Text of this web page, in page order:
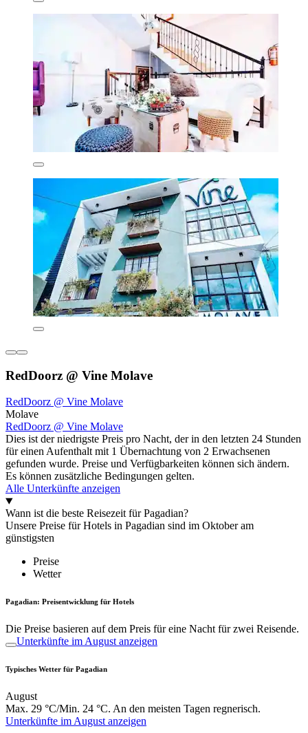
RedDoorz @ Vine Molave
RedDoorz @ Vine Molave
Molave
RedDoorz @ Vine Molave
Dies ist der niedrigste Preis pro Nacht, der in den letzten 24 Stunden
für einen Aufenthalt mit 1 Übernachtung von 2 Erwachsenen
gefunden wurde. Preise und Verfügbarkeiten können sich ändern.
Es können zusätzliche Bedingungen gelten.
Alle Unterkünfte anzeigen
Wann ist die beste Reisezeit für Pagadian?
Unsere Preise für Hotels in Pagadian sind im Oktober am
günstigsten
Preise
Wetter
Pagadian: Preisentwicklung für Hotels
Die Preise basieren auf dem Preis für eine Nacht für zwei Reisende.
Unterkünfte im August anzeigen
Typisches Wetter für Pagadian
August
Max. 29 °C/Min. 24 °C. An den meisten Tagen regnerisch.
Unterkünfte im August anzeigen